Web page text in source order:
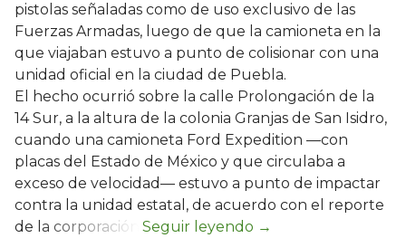
pistolas señaladas como de uso exclusivo de las
Fuerzas Armadas, luego de que la camioneta en la
que viajaban estuvo a punto de colisionar con una
unidad oficial en la ciudad de Puebla.
El hecho ocurrió sobre la calle Prolongación de la
14 Sur, a la altura de la colonia Granjas de San Isidro,
cuando una camioneta Ford Expedition —con
placas del Estado de México y que circulaba a
exceso de velocidad— estuvo a punto de impactar
contra la unidad estatal, de acuerdo con el reporte
de la corporación.